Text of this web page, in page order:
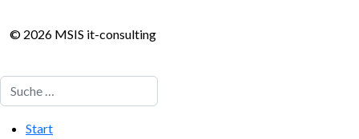
© 2026 MSIS it-consulting
Suchen
Start